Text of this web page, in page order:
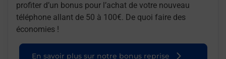
profiter d’un bonus pour l’achat de votre nouveau
téléphone allant de 50 à 100€. De quoi faire des
économies !
En savoir plus sur notre bonus reprise